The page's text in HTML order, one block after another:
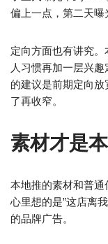
偏上一点，第二天曝
定向方面也有讲究
人习惯再加一层兴
的建议是前期定向
了再收窄。
素材才是
本地推的素材和普通
心里想的是”这店离
的品牌广告。